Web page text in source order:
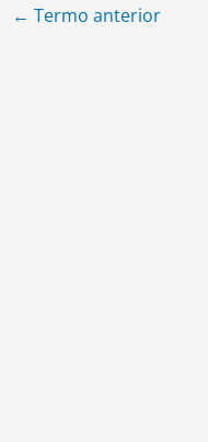
← Termo anterior